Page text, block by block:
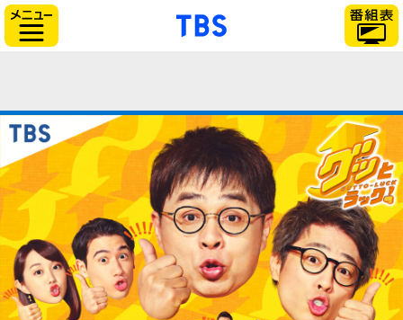
「TBSテレビ」トップ